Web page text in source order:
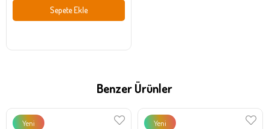
Sepete Ekle
Benzer Ürünler
Yeni
Yeni